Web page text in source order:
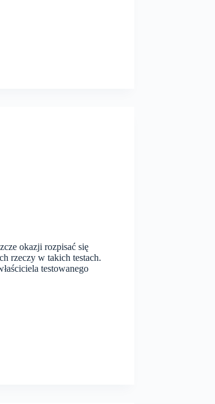
okazji rozpisać się
rzeczy w takich testach.
testowanego